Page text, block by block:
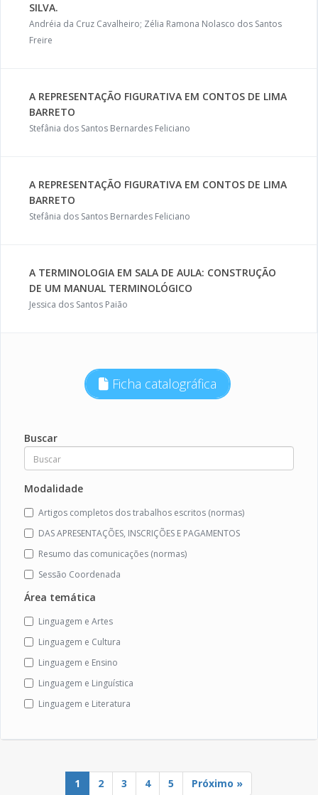
SILVA.
Andréia da Cruz Cavalheiro; Zélia Ramona Nolasco dos Santos
Freire
A REPRESENTAÇÃO FIGURATIVA EM CONTOS DE LIMA
BARRETO
Stefânia dos Santos Bernardes Feliciano
A REPRESENTAÇÃO FIGURATIVA EM CONTOS DE LIMA
BARRETO
Stefânia dos Santos Bernardes Feliciano
A TERMINOLOGIA EM SALA DE AULA: CONSTRUÇÃO
DE UM MANUAL TERMINOLÓGICO
Jessica dos Santos Paião
Ficha catalográfica
Buscar
Modalidade
Artigos completos dos trabalhos escritos (normas)
DAS APRESENTAÇÕES, INSCRIÇÕES E PAGAMENTOS
Resumo das comunicações (normas)
Sessão Coordenada
Área temática
Linguagem e Artes
Linguagem e Cultura
Linguagem e Ensino
Linguagem e Linguística
Linguagem e Literatura
1 2 3 4 5 Próximo »